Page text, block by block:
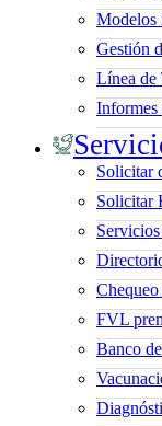
Modelos
Gestión
Línea de
Informes
Solicitar
Solicitar
FVL
Banco